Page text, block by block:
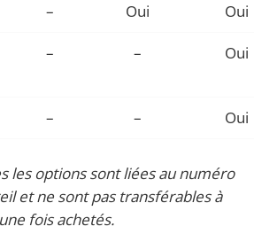
– Oui Oui
– – Oui
– – Oui
les options sont liées au numéro
et ne sont pas transférables à
fois achetés.